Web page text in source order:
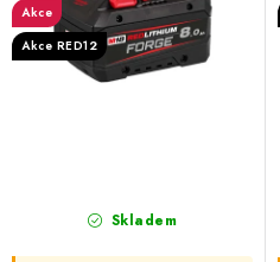
Akce
Akce RED12
Skladem